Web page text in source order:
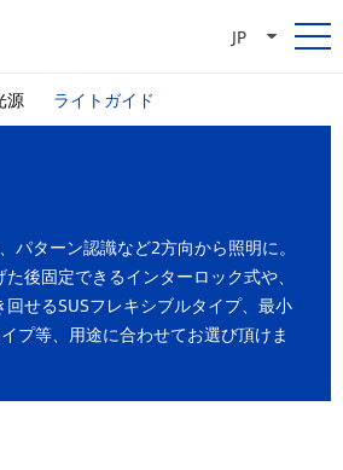
JP
源 ライトガイド
パターン認識など2方向から照明に。
後固定できるインターロック式や、
せるSUSフレキシブルタイプ、最小
プ等、用途に合わせてお選び頂けま